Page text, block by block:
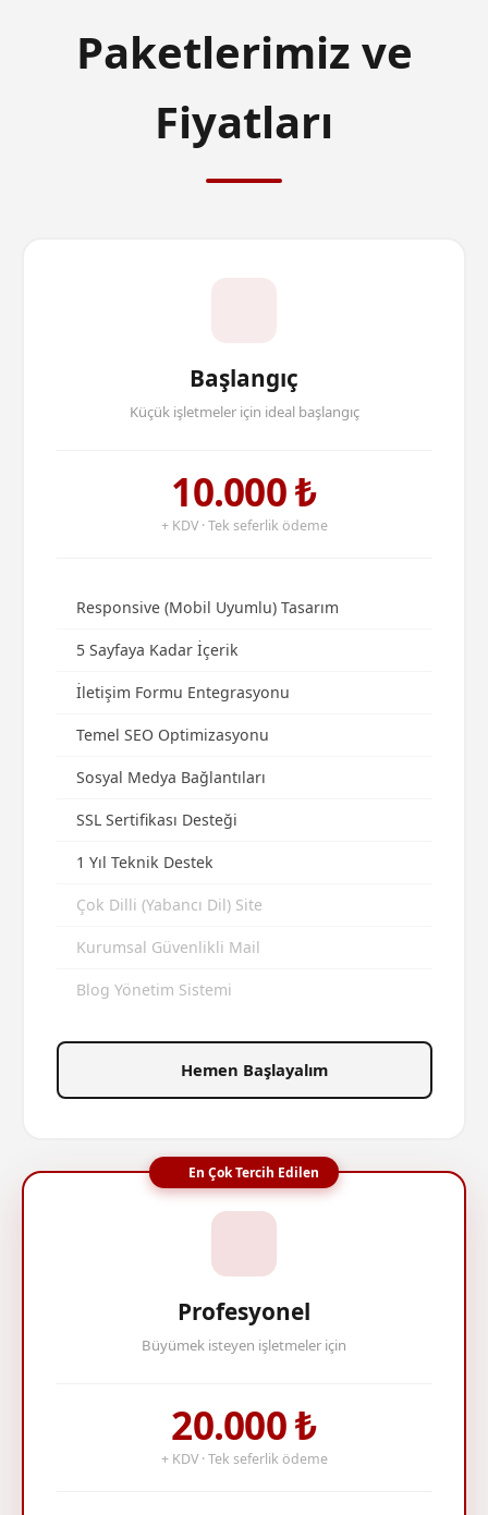
Paketlerimiz ve
Fiyatları
Başlangıç
Küçük işletmeler için ideal başlangıç
10.000 ₺
+ KDV · Tek seferlik ödeme
Responsive (Mobil Uyumlu) Tasarım
5 Sayfaya Kadar İçerik
İletişim Formu Entegrasyonu
Temel SEO Optimizasyonu
Sosyal Medya Bağlantıları
SSL Sertifikası Desteği
1 Yıl Teknik Destek
Çok Dilli (Yabancı Dil) Site
Kurumsal Güvenlikli Mail
Blog Yönetim Sistemi
Hemen Başlayalım
En Çok Tercih Edilen
Profesyonel
Büyümek isteyen işletmeler için
20.000 ₺
+ KDV · Tek seferlik ödeme